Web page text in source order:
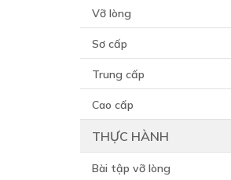
Vỡ lòng
Sơ cấp
Trung cấp
Cao cấp
THỰC HÀNH
Bài tập vỡ lòng